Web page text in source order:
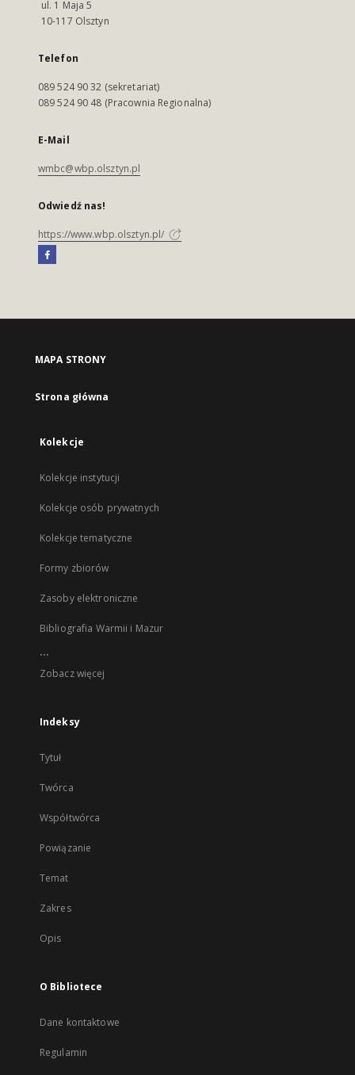
ul. 1 Maja 5
10-117 Olsztyn
Telefon
089 524 90 32 (sekretariat)
089 524 90 48 (Pracownia Regionalna)
E-Mail
wmbc@wbp.olsztyn.pl
Odwiedź nas!
https://www.wbp.olsztyn.pl/
MAPA STRONY
Strona główna
Kolekcje
Kolekcje instytucji
Kolekcje osób prywatnych
Kolekcje tematyczne
Formy zbiorów
Zasoby elektroniczne
Bibliografia Warmii i Mazur
...
Zobacz więcej
Indeksy
Tytuł
Twórca
Współtwórca
Powiązanie
Temat
Zakres
Opis
O Bibliotece
Dane kontaktowe
Regulamin